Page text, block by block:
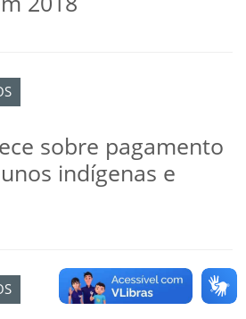
sobre pagamento
indígenas e